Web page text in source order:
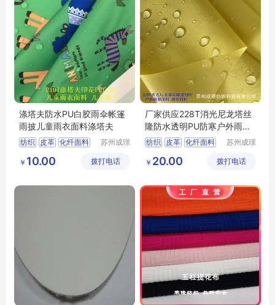
涤塔夫防水PU白胶雨伞帐篷
雨披儿童雨衣面料涤塔夫
纺织 皮革 化纤面料
苏州成璟
有限公司
￥ 10.00 拨打电话
厂家供应228T消光尼龙塔丝
隆防水透明PU防寒户外雨衣
面料塔丝隆
纺织 皮革 化纤面料
苏州成璟
有限公司
￥ 20.00 拨打电话